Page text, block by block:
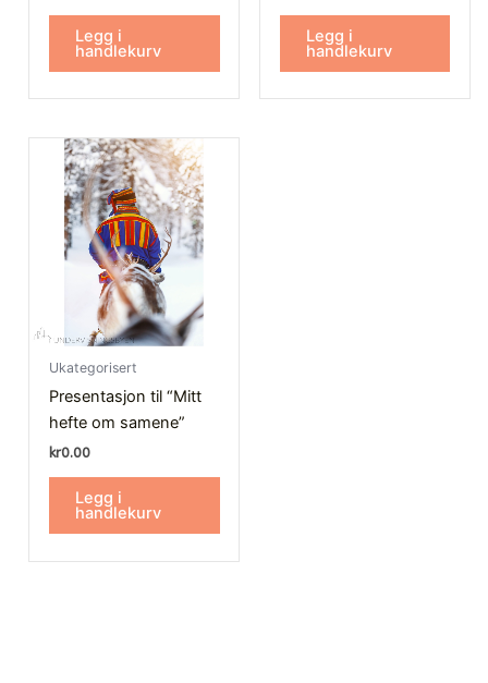
Legg i
handlekurv
Legg i
handlekurv
Ukategorisert
Presentasjon til “Mitt
hefte om samene”
kr0.00
Legg i
handlekurv